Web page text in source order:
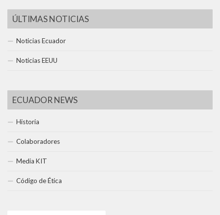
ÚLTIMAS NOTICIAS
Noticias Ecuador
Noticias EEUU
ECUADOR NEWS
Historia
Colaboradores
Media KIT
Código de Ética